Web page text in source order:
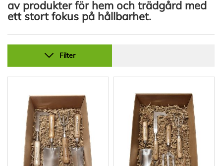
av produkter för hem och trädgård med
ett stort fokus på hållbarhet.
Filter